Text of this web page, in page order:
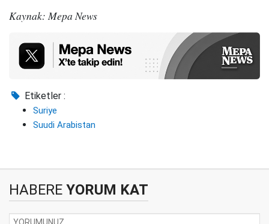
Kaynak: Mepa News
Etiketler :
Suriye
Suudi Arabistan
HABERE YORUM KAT